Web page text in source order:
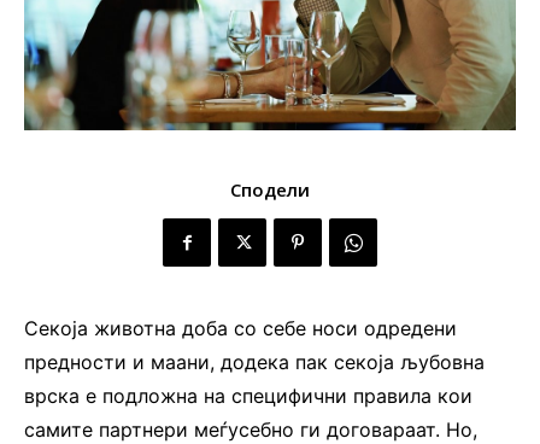
Сподели
Секоја животна доба со себе носи одредени
предности и маани, додека пак секоја љубовна
врска е подложна на специфични правила кои
самите партнери меѓусебно ги договараат. Но,